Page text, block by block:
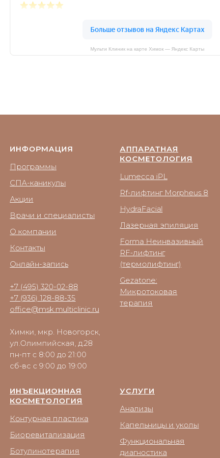
Мульти Клиник на карте Химок — Яндекс Карты
ИНФОРМАЦИЯ
Программы
СПА-каникулы
Акции
Врачи и специалисты
О компании
Контакты
Онлайн-запись
+7 (495) 320-02-88
+7 (936) 128-88-35
office@msk.multiclinic.ru
Химки, мкр. Новогорск,
ул.Олимпийская, д.28
пн-пт с 8:00 до 21:00
сб-вс с 9:00 до 19:00
АППАРАТНАЯ
КОСМЕТОЛОГИЯ
Lumecca iPL
Rf-лифтинг Morpheus 8
HydraFacial
Лазерная эпиляция
Forma Неинвазивный
RF-лифтинг
(термолифтинг)
Gezatone:
Микротоковая
терапия
ИНЪЕКЦИОННАЯ
КОСМЕТОЛОГИЯ
Контурная пластика
Биоревитализация
Ботулинотерапия
УСЛУГИ
Анализы
Капельницы и уколы
Функциональная
диагностика